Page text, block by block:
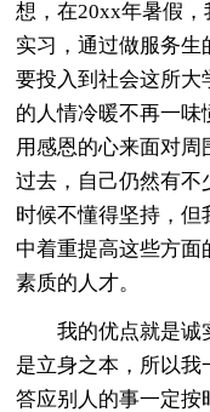
想，在20xx年暑假
实习，通过做服务生
要投入到社会这所大
的人情冷暖不再一味
用感恩的心来面对
过去，自己仍然有不
时候不懂得坚持，
中着重提高这些方
素质的人才。
我的优点就是诚
是立身之本，所以我
答应别人的事一定按